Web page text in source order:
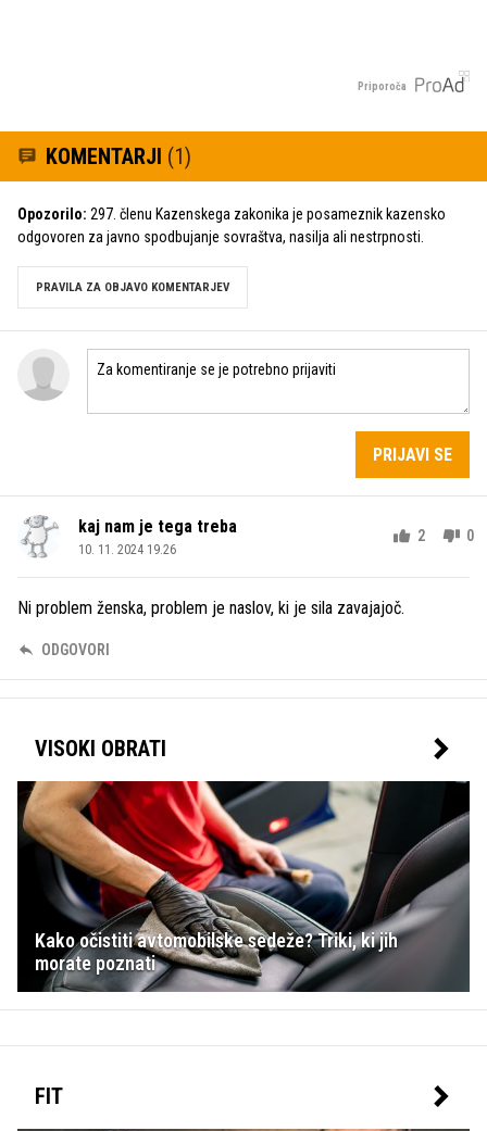
Priporoča
KOMENTARJI (1)
Opozorilo: 297. členu Kazenskega zakonika je posameznik kazensko
odgovoren za javno spodbujanje sovraštva, nasilja ali nestrpnosti.
PRAVILA ZA OBJAVO KOMENTARJEV
PRIJAVI SE
kaj nam je tega treba
10. 11. 2024 19.26
2 0
Ni problem ženska, problem je naslov, ki je sila zavajajoč.
ODGOVORI
VISOKI OBRATI
Kako očistiti avtomobilske sedeže? Triki, ki jih
morate poznati
FIT